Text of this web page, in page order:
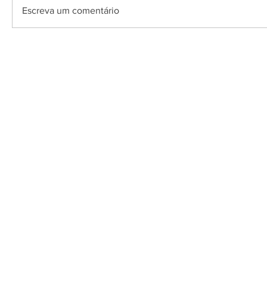
Escreva um comentário